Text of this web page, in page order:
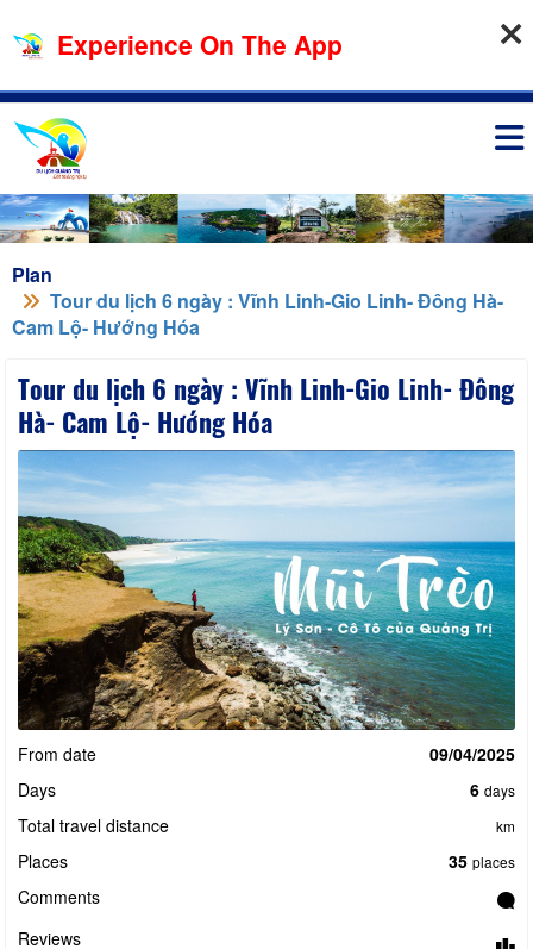
08-08-2026, 07:07:09
Plan
Tour du lịch 6 ngày : Vĩnh Linh-Gio Linh- Đông Hà-
Cam Lộ- Hướng Hóa
Tour du lịch 6 ngày : Vĩnh Linh-Gio Linh- Đông
Hà- Cam Lộ- Hướng Hóa
From date
09/04/2025
Days
6 days
Total travel distance km
Places 35 places
Comments
Reviews
Experience On The App